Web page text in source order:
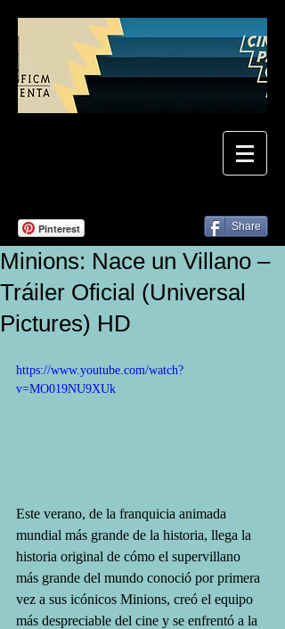
Pinterest Share
Minions: Nace un Villano –
Tráiler Oficial (Universal
Pictures) HD
https://www.youtube.com/watch?
v=MO019NU9XUk
Este verano, de la franquicia animada
mundial más grande de la historia, llega la
historia original de cómo el supervillano
más grande del mundo conoció por primera
vez a sus icónicos Minions, creó el equipo
más despreciable del cine y se enfrentó a la